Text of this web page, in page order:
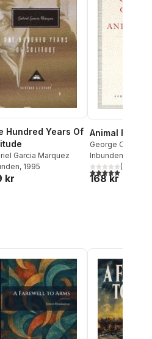
Hundred Years Of
Garcia Marquez
, 1995
kr
Animal Farm
George Orwell
Inbunden
5,0utav 5(
168 kr